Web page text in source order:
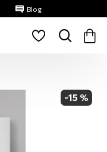
Blog
-15 %